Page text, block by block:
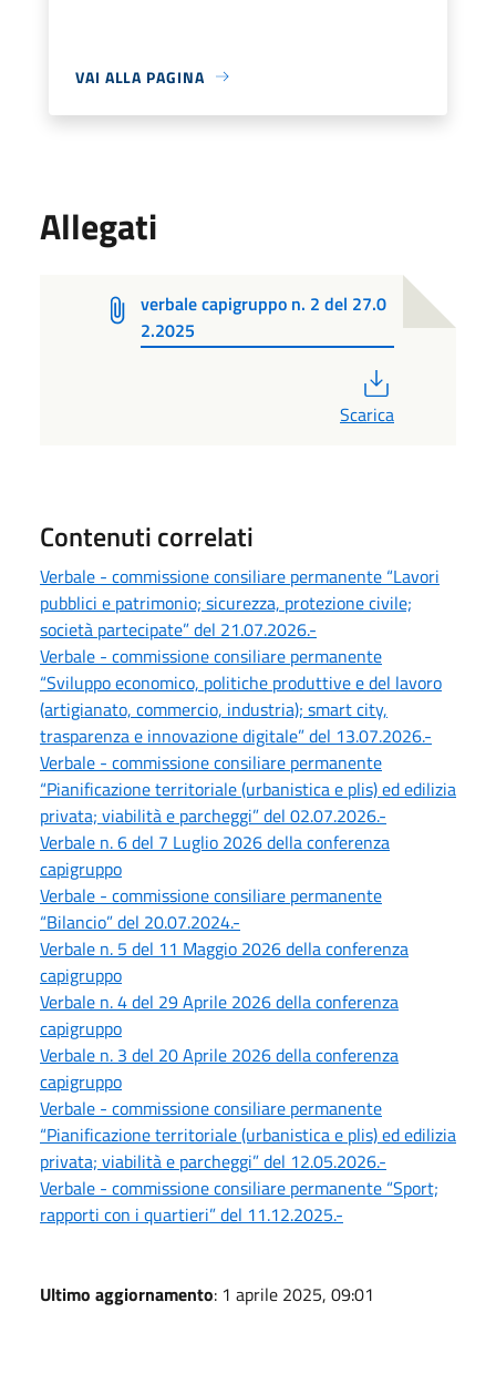
VAI ALLA PAGINA
Allegati
verbale capigruppo n. 2 del 27.0
2.2025
Scarica
Contenuti correlati
Verbale - commissione consiliare permanente “Lavori
pubblici e patrimonio; sicurezza, protezione civile;
società partecipate” del 21.07.2026.-
Verbale - commissione consiliare permanente
“Sviluppo economico, politiche produttive e del lavoro
(artigianato, commercio, industria); smart city,
trasparenza e innovazione digitale” del 13.07.2026.-
Verbale - commissione consiliare permanente
“Pianificazione territoriale (urbanistica e plis) ed edilizia
privata; viabilità e parcheggi” del 02.07.2026.-
Verbale n. 6 del 7 Luglio 2026 della conferenza
capigruppo
Verbale - commissione consiliare permanente
“Bilancio” del 20.07.2024.-
Verbale n. 5 del 11 Maggio 2026 della conferenza
capigruppo
Verbale n. 4 del 29 Aprile 2026 della conferenza
capigruppo
Verbale n. 3 del 20 Aprile 2026 della conferenza
capigruppo
Verbale - commissione consiliare permanente
“Pianificazione territoriale (urbanistica e plis) ed edilizia
privata; viabilità e parcheggi” del 12.05.2026.-
Verbale - commissione consiliare permanente “Sport;
rapporti con i quartieri” del 11.12.2025.-
Ultimo aggiornamento: 1 aprile 2025, 09:01